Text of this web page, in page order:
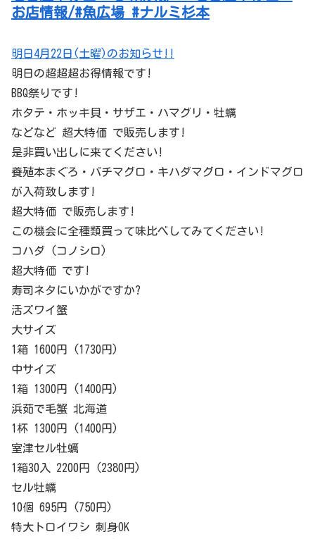
お店情報/#魚広場 #ナルミ杉本
明日4月22日(土曜)のお知らせ!!
明日の超超超お得情報です!
BBQ祭りです!
ホタテ・ホッキ貝・サザエ・ハマグリ・牡蠣
などなど 超大特価 で販売します!
是非買い出しに来てください!
養殖本まぐろ・バチマグロ・キハダマグロ・インドマグロ
が入荷致します!
超大特価 で販売します!
この機会に全種類買って味比べしてみてください!
コハダ (コノシロ)
超大特価 です!
寿司ネタにいかがですか?
活ズワイ蟹
大サイズ
1箱 1600円 (1730円)
中サイズ
1箱 1300円 (1400円)
浜茹で毛蟹 北海道
1杯 1300円 (1400円)
室津セル牡蠣
1箱30入 2200円 (2380円)
セル牡蠣
10個 695円 (750円)
特大トロイワシ 刺身OK